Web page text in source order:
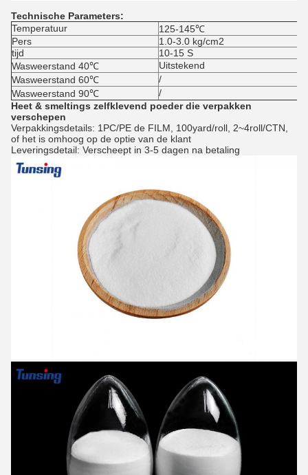
Technische Parameters:
Temperatuur
125-145℃
Pers
1.0-3.0 kg/cm2
tijd
10-15 S
Wasweerstand 40℃
Uitstekend
Wasweerstand 60℃
/
Wasweerstand 90℃
/
Heet & smeltings zelfklevend poeder die verpakken
verschepen
Verpakkingsdetails: 1PC/PE de FILM, 100yard/roll, 2~4roll/CTN,
of het is omhoog op de optie van de klant
Leveringsdetail: Verscheept in 3-5 dagen na betaling